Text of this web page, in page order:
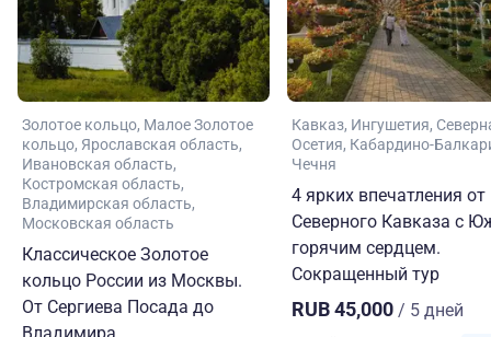
Золотое кольцо Малое Золотое
кольцо Ярославская область
Ивановская область
Костромская область
Владимирская область
Московская область
Классическое Золотое
кольцо России из Москвы.
От Сергиева Посада до
Кавказ Ингушетия
Осетия Кабардино-
Чечня
4 ярких впечатления от
Северного Кавказа с
горячим сердцем.
Сокращенный тур
RUB 45,000 / 5 дней